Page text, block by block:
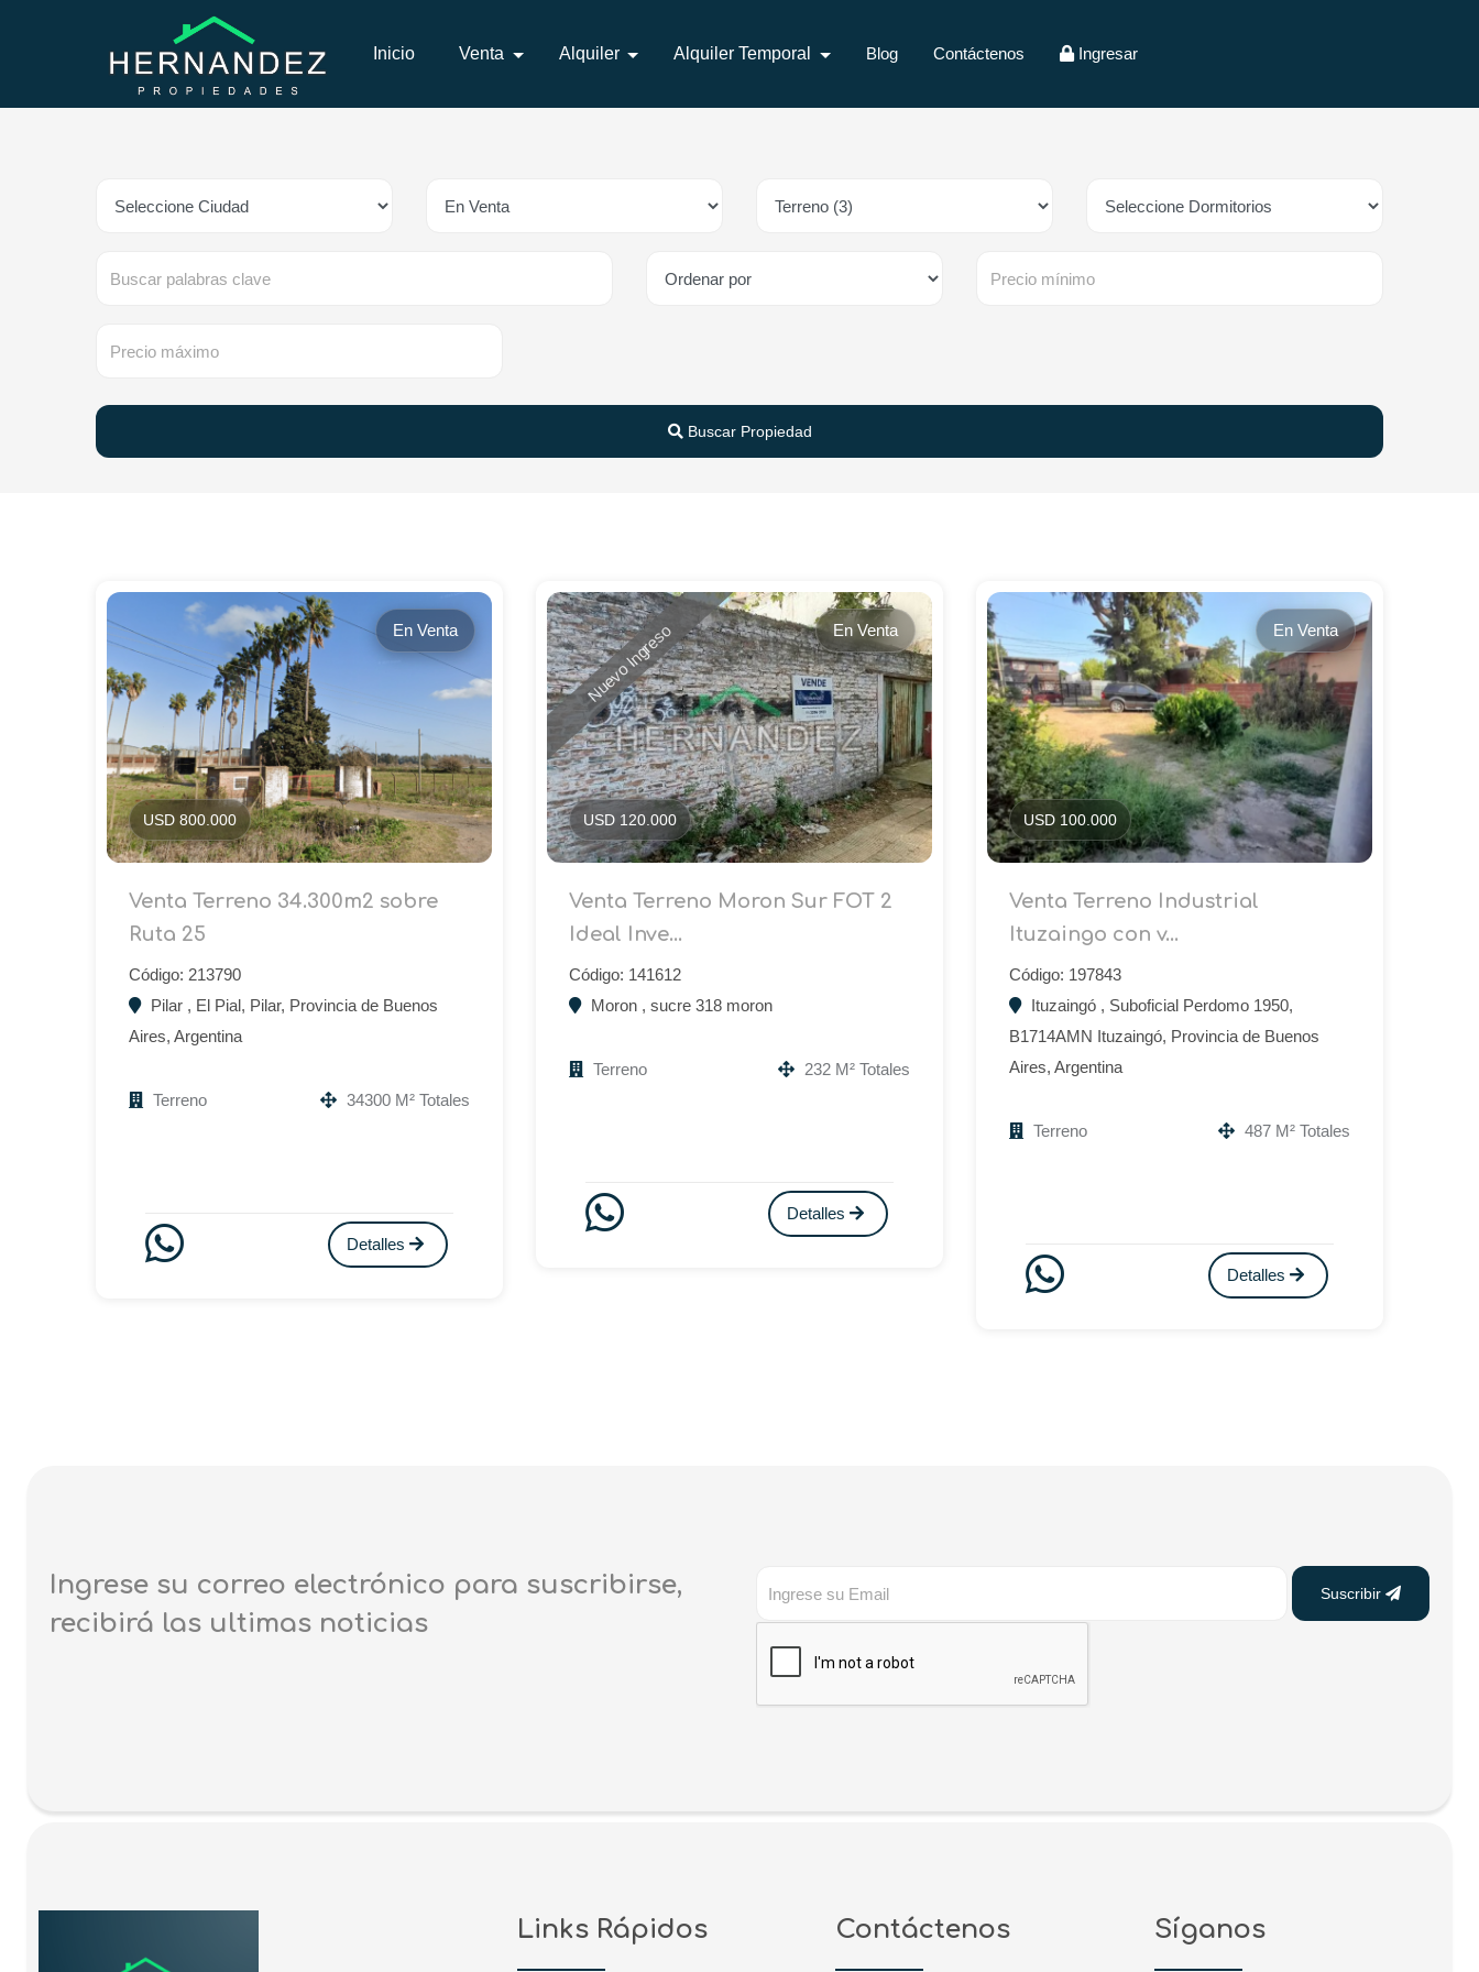
Inicio Venta Alquiler Alquiler Temporal Blog Contáctenos Ingresar
Buscar Propiedad
En Venta
USD 800.000
Venta Terreno 34.300m2 sobre
Ruta 25
Código: 213790
Pilar , El Pial, Pilar, Provincia de Buenos
Aires, Argentina
Terreno 34300 M² Totales
Detalles
Nuevo Ingreso En Venta
USD 120.000
Venta Terreno Moron Sur FOT 2
Ideal Inve...
Código: 141612
Moron , sucre 318 moron
Terreno 232 M² Totales
Detalles
En Venta
USD 100.000
Venta Terreno Industrial
Ituzaingo con v...
Código: 197843
Ituzaingó , Suboficial Perdomo 1950,
B1714AMN Ituzaingó, Provincia de Buenos
Aires, Argentina
Terreno 487 M² Totales
Detalles
Ingrese su correo electrónico para suscribirse,
recibirá las ultimas noticias
Suscribir
Links Rápidos Contáctenos Síganos